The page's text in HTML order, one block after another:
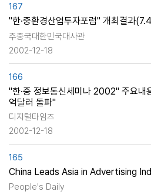
167
"한·중환경산업투자포럼" 개최결과
주중국대한민국대사관
2002-12-18
166
"한·중 정보통신세미나 2002" 주요
억달러 돌파"
디지털타임즈
2002-12-18
165
China Leads Asia in Advertising
People's Daily